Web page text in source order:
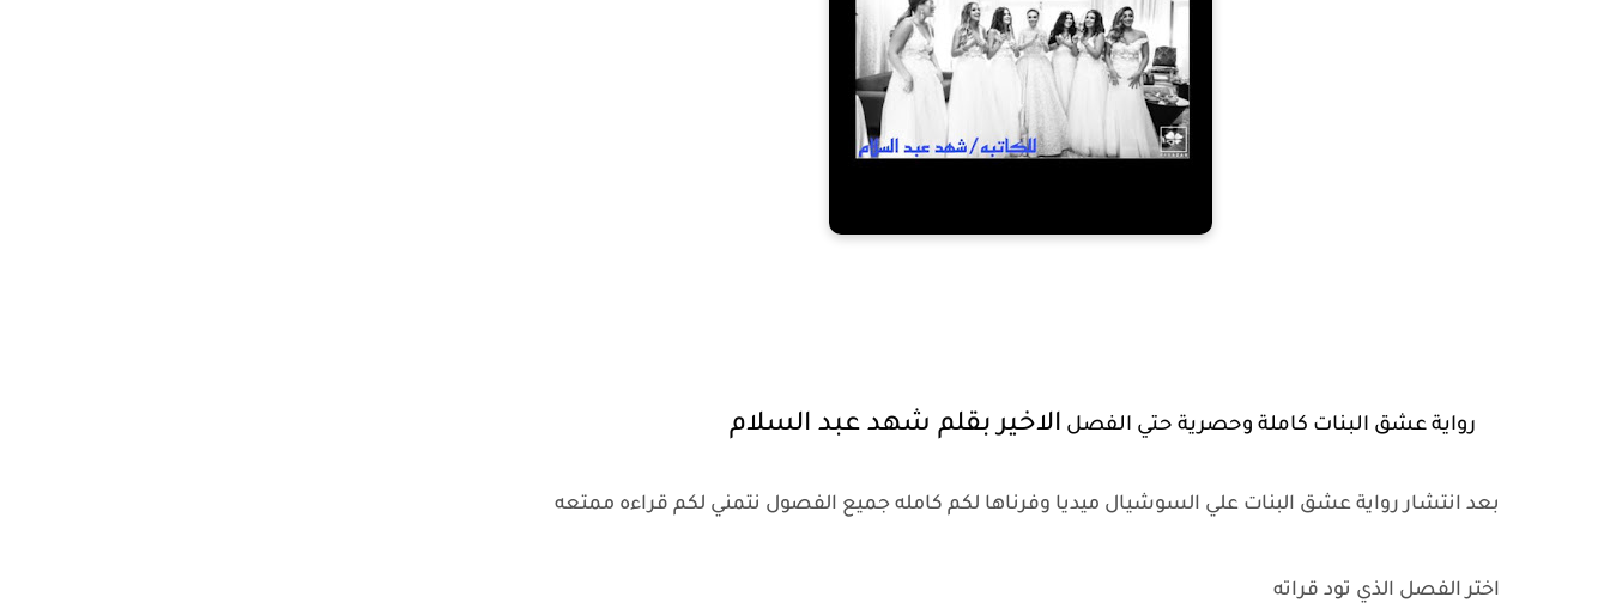
رواية عشق البنات كاملة وحصرية حتي الفصل الاخير بقلم شهد عبد السلام
بعد انتشار رواية عشق البنات علي السوشيال ميديا وفرناها لكم كامله جميع الفصول نتمني لكم قراءه ممتعه
اختر الفصل الذي تود قراته